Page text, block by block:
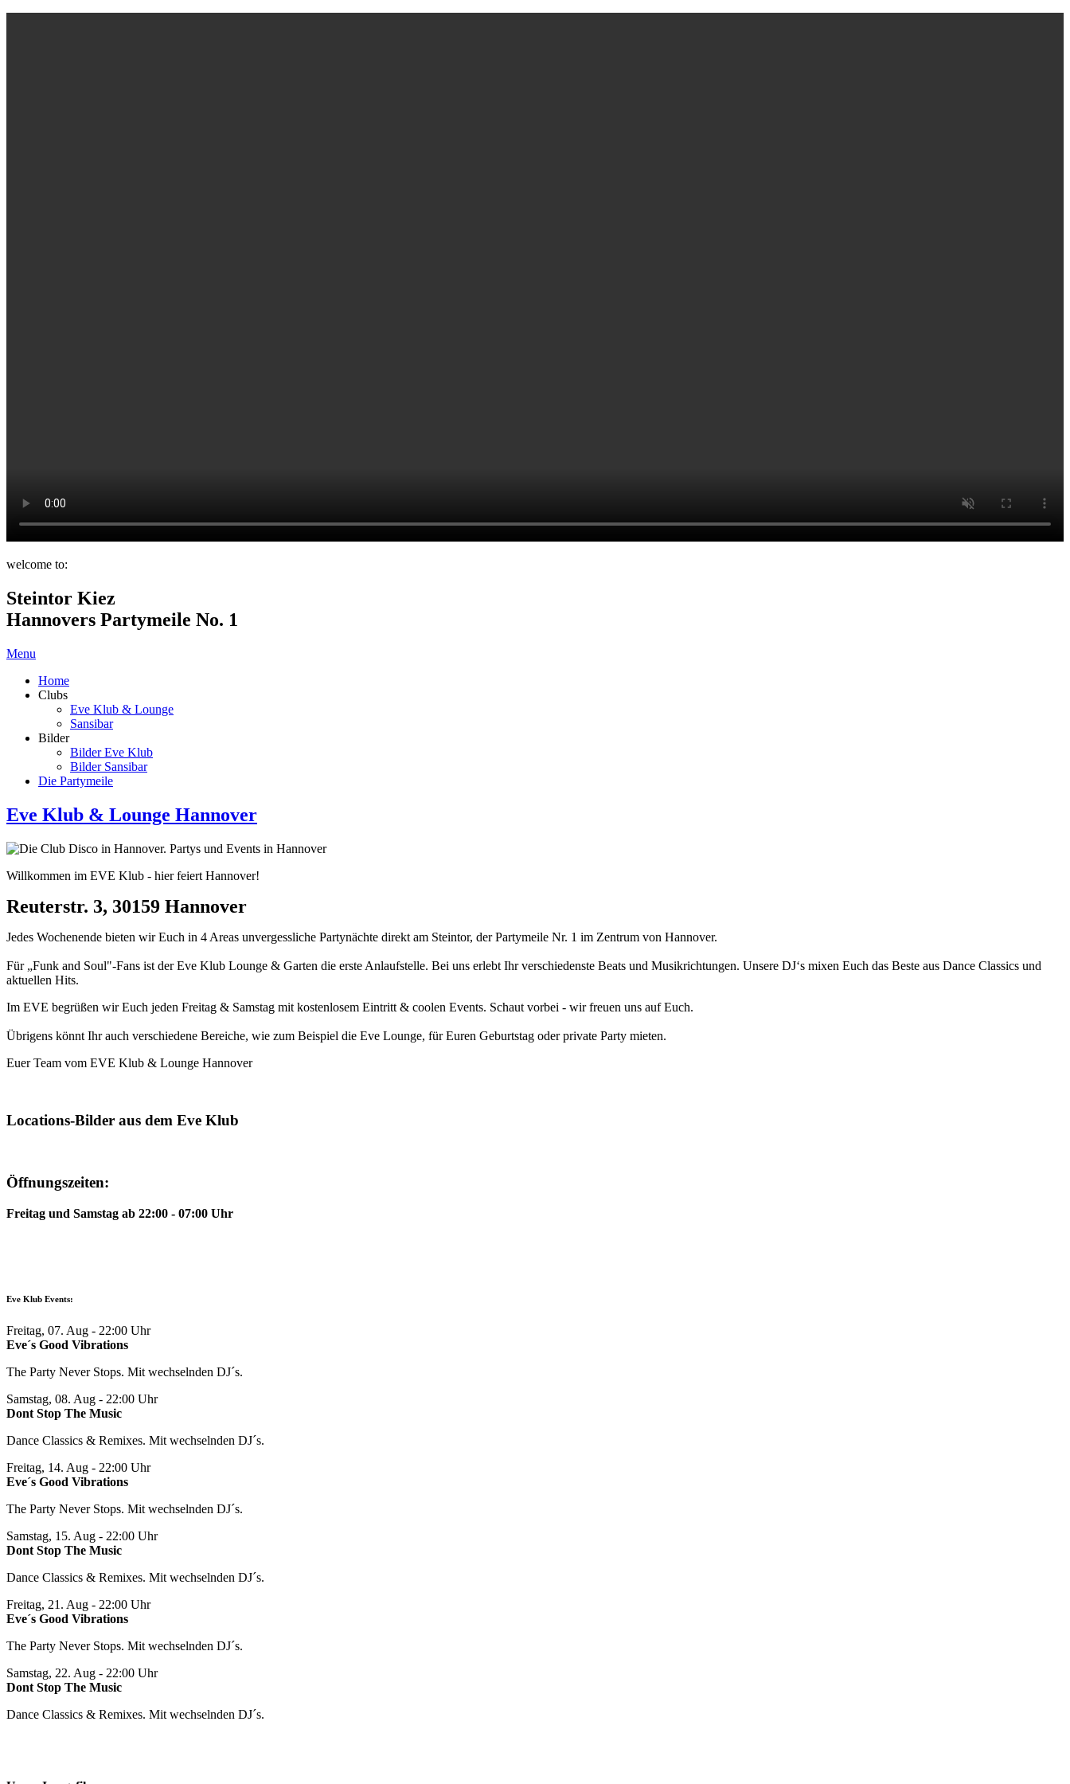
welcome to:
Steintor Kiez
Hannovers Partymeile No. 1
Menu
Home
Clubs
Eve Klub & Lounge
Sansibar
Bilder
Bilder Eve Klub
Bilder Sansibar
Die Partymeile
Eve Klub & Lounge Hannover
Willkommen im EVE Klub - hier feiert Hannover!
Reuterstr. 3, 30159 Hannover
Jedes Wochenende bieten wir Euch in 4 Areas unvergessliche Partynächte direkt am Steintor, der Partymeile Nr. 1 im Zentrum von Hannover.
Für „Funk and Soul"-Fans ist der Eve Klub Lounge & Garten die erste Anlaufstelle. Bei uns erlebt Ihr verschiedenste Beats und Musikrichtungen. Unsere DJ‘s mixen Euch das Beste aus Dance Classics und
aktuellen Hits.
Im EVE begrüßen wir Euch jeden Freitag & Samstag mit kostenlosem Eintritt & coolen Events. Schaut vorbei - wir freuen uns auf Euch.
Übrigens könnt Ihr auch verschiedene Bereiche, wie zum Beispiel die Eve Lounge, für Euren Geburtstag oder private Party mieten.
Euer Team vom EVE Klub & Lounge Hannover
Locations-Bilder aus dem Eve Klub
Öffnungszeiten:
Freitag und Samstag ab 22:00 - 07:00 Uhr
Eve Klub Events:
Freitag, 07. Aug - 22:00 Uhr
Eve´s Good Vibrations
The Party Never Stops. Mit wechselnden DJ´s.
Samstag, 08. Aug - 22:00 Uhr
Dont Stop The Music
Dance Classics & Remixes. Mit wechselnden DJ´s.
Freitag, 14. Aug - 22:00 Uhr
Eve´s Good Vibrations
The Party Never Stops. Mit wechselnden DJ´s.
Samstag, 15. Aug - 22:00 Uhr
Dont Stop The Music
Dance Classics & Remixes. Mit wechselnden DJ´s.
Freitag, 21. Aug - 22:00 Uhr
Eve´s Good Vibrations
The Party Never Stops. Mit wechselnden DJ´s.
Samstag, 22. Aug - 22:00 Uhr
Dont Stop The Music
Dance Classics & Remixes. Mit wechselnden DJ´s.